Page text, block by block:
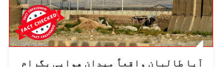
آیا طالبان واقعاً میدان هوایی بگرام